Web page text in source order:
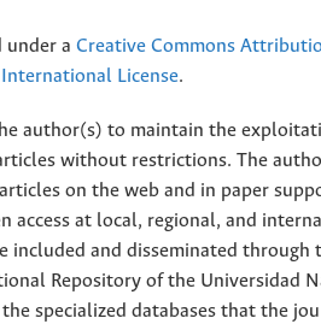
under a Creative Commons
License.
author(s) to maintain the
without restrictions. The
on the web and in paper
access at local, regional, and
included and disseminated through
Repository of the Universidad
specialized databases that the